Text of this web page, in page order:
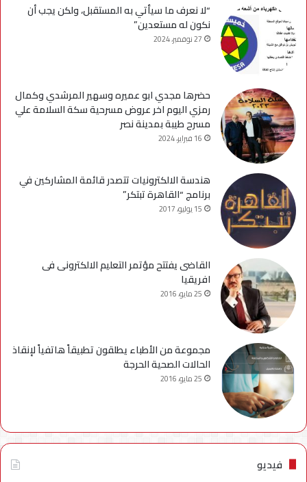
“لا نعرف ما سيأتي به المستقبل، ولكن يجب أن
نكون له مستعدين”
27 نوفمبر، 2024
حضرها مجدي ابو عميره وسهير المرشدي وكمال
رمزي اليوم اخر عروض مسرحية سكة السلامة علي
مسرح طيبة بمدينة نصر
16 فبراير، 2024
هندسة الالكترونيات تتصدر قائمة المشاركين في
برنامج “القاهرة تبتكر”
15 يوليو، 2017
القاضى يفتتح مؤتمر التعليم الالكترونى فى
افريقيا
25 مايو، 2016
مجموعة من الأطباء يطلقون تطبيقاً هاتفياً لإنقاذ
الحالات الصحية الحرجة
25 مايو، 2016
فيديو